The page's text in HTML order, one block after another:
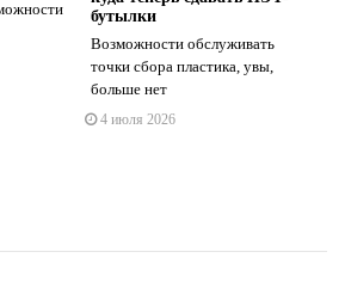
бутылки
Возможности обслуживать
точки сбора пластика, увы,
больше нет
4 июля 2026